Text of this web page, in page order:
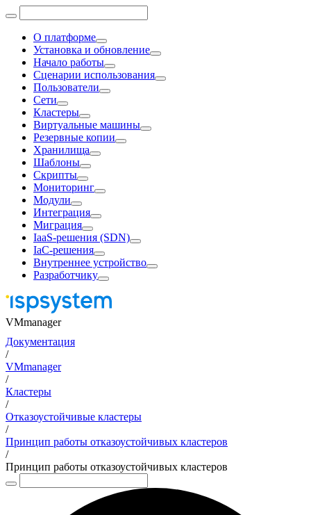
О платформе
Установка и обновление
Начало работы
Сценарии использования
Пользователи
Сети
Кластеры
Виртуальные машины
Резервные копии
Хранилища
Шаблоны
Скрипты
Мониторинг
Модули
Интеграция
Миграция
IaaS-решения (SDN)
IaC-решения
Внутреннее устройство
Разработчику
VMmanager
Документация
/
VMmanager
/
Кластеры
/
Отказоустойчивые кластеры
/
Принцип работы отказоустойчивых кластеров
/
Принцип работы отказоустойчивых кластеров